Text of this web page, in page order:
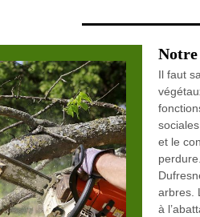
Notre
Il faut
et le
arbres.
à